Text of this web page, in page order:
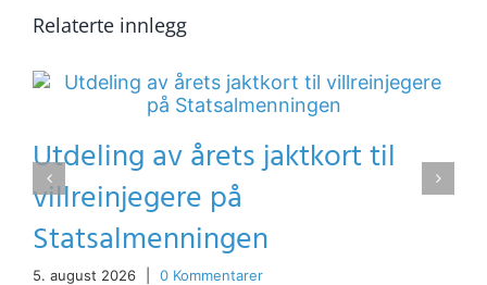
Relaterte innlegg
Utdeling av årets jaktkort til
villreinjegere på
Statsalmenningen
5. august 2026 0 Kommentarer